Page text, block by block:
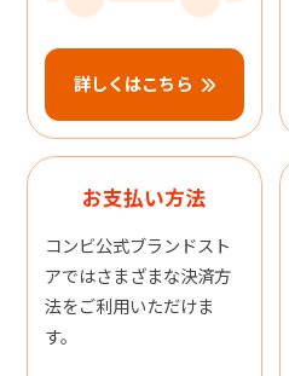
詳しくはこちら
お支払い方法
コンビ公式ブランドスト
アではさまざまな決済方
法をご利用いただけま
す。